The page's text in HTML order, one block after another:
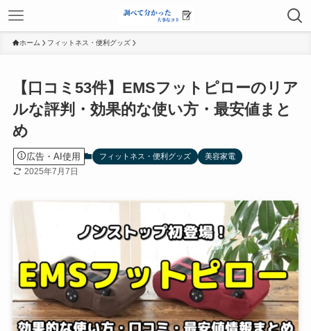
ホーム フィットネス・便利グッズ
【口コミ53件】EMSフットピローのリア
ルな評判・効果的な使い方・最安値まと
め
広告・AI使用 フィットネス・便利グッズ 美容家電
2025年7月7日